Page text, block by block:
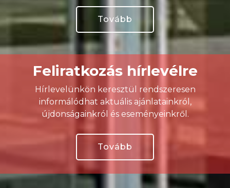
Tovább
Feliratkozás hírlevélre
Hírlevelünkön keresztül rendszeresen
informálódhat aktuális ajánlatainkról,
újdonságainkról és eseményeinkről.
Tovább